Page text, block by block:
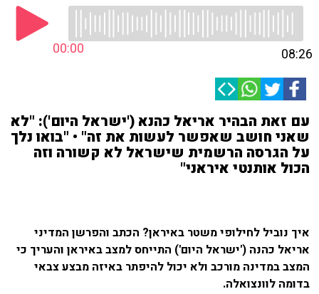
00:00 08:26
עם זאת הבהיר אריאל כהנא ('ישראל היום'): "לא
שאני חושב שאפשר לעשות את זה" • "בואו נלך
על הגרסה הרשמית שישראל לא קשורה וזה
הכול אותנטי איראני"
איך נוביל לחילופי משטר באיראן? הכתב והפרשן המדיני
אריאל כהנה ('ישראל היום') התייחס למצב באיראן והעריך כי
המצב במדינה מורכב ולא יכול להיפתר באיזה מבצע צבאי
בדומה לוונצואלה.